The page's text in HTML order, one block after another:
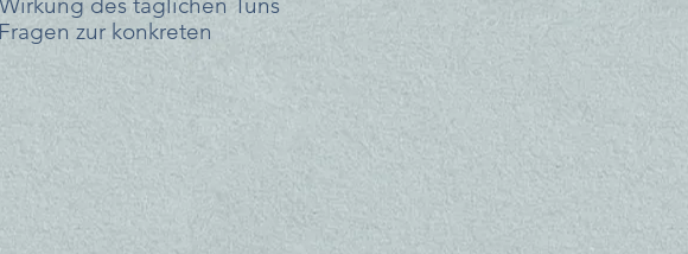
zur konkreten